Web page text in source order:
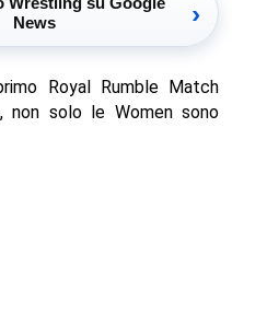
News
›
Royal Rumble Match
non solo le Women sono